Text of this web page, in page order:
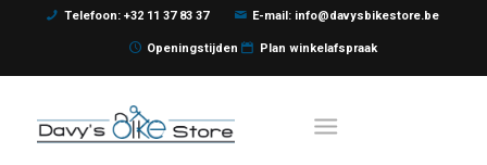
Telefoon: +32 11 37 83 37 E-mail: info@davysbikestore.be
Openingstijden Plan winkelafspraak